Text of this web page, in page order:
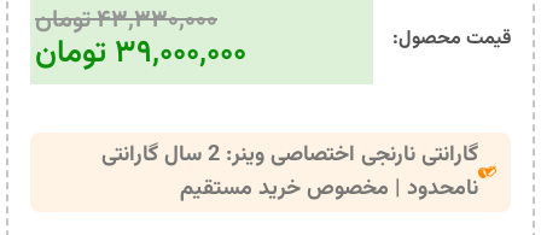
قیمت محصول:​ ۴۳,۳۳۰,۰۰۰تومان
۳۹,۰۰۰,۰۰۰تومان
گارانتی نارنجی اختصاصی وینر: 2 سال گارانتی
نامحدود | مخصوص خرید مستقیم